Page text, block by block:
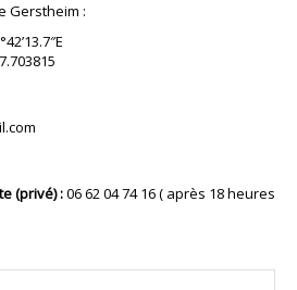
Gerstheim :
(privé) :06 62 04 74 16 ( après 18 heures